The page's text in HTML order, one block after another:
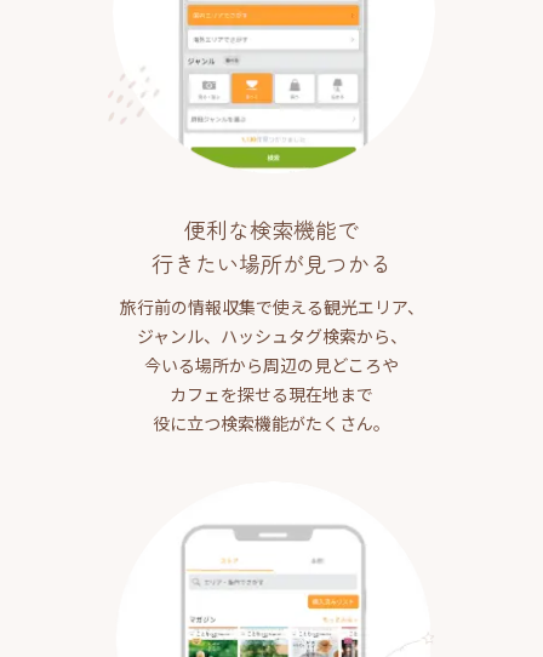
便利な検索機能で
行きたい場所が見つかる
旅行前の情報収集で使える観光エリア、
ジャンル、ハッシュタグ検索から、
今いる場所から周辺の見どころや
カフェを探せる現在地まで
役に立つ検索機能がたくさん。